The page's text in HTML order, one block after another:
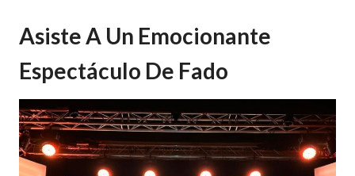
Asiste A Un Emocionante
Espectáculo De Fado